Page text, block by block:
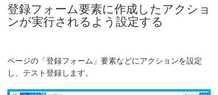
登録フォーム要素に作成したアクショ
ンが実行されるよう設定する
ページの「登録フォーム」要素などにアクションを設定
し、テスト登録します。